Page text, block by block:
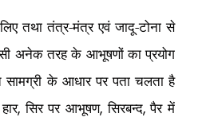
तथा तंत्र-मंत्र एवं जादू-टोना से
अनेक तरह के आभूषणों का प्रयोग
के आधार पर पता चलता है
,सिर पर आभूषण,सिरबन्द,पैर में